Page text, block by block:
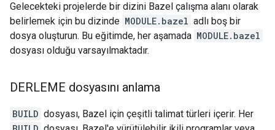
Gelecekteki projelerde bir dizini Bazel çalışma alanı olarak
belirlemek için bu dizinde MODULE.bazel adlı boş bir
dosya oluşturun. Bu eğitimde, her aşamada MODULE.bazel
dosyası olduğu varsayılmaktadır.
DERLEME dosyasını anlama
BUILD dosyası, Bazel için çeşitli talimat türleri içerir. Her